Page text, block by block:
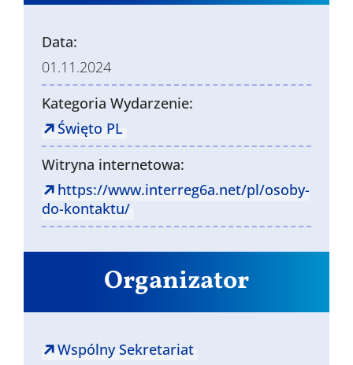
Data:
01.11.2024
Kategoria Wydarzenie:
Święto PL
Witryna internetowa:
https://www.interreg6a.net/pl/osoby-
do-kontaktu/
Organizator
Wspólny Sekretariat